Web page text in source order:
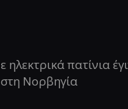
ηλεκτρικά πατίνια
Νορβηγία